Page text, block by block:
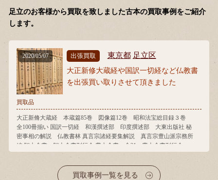
足立のお客様から買取を致しました古本の買取事例をご紹介
します。
出張買取 東京都 足立区
大正新修大蔵経や国訳一切経など仏教書
を出張買い取りさせて頂きました
買取品
大正新脩大蔵経 本蔵篇85巻 図像篇12巻 昭和法宝総目録３巻
全100冊揃い 国訳一切経 和漢撰述部 印度撰述部 大東出版社 秘
密事相の解説 仏教書林 真言宗諸経要集解説 真言宗豊山派宗務所
編 智山全書 智山全書刊行会 豊山全書 全21 豊山全書刊行会
2020/05/07
買取事例一覧を見る